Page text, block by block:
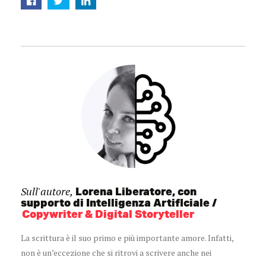
Sull'autore, Lorena Liberatore, con
supporto di Intelligenza Artificiale
Copywriter & Digital Storyteller
La scrittura è il suo primo e più importante amore. Infatti,
non è un’eccezione che si ritrovi a scrivere anche nei